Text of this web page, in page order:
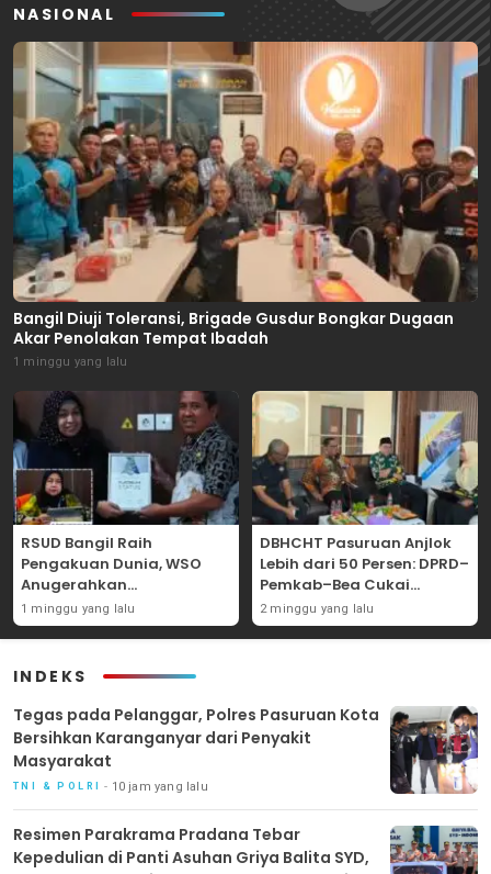
NASIONAL
Bangil Diuji Toleransi, Brigade Gusdur Bongkar Dugaan
Akar Penolakan Tempat Ibadah
1 minggu yang lalu
RSUD Bangil Raih
Pengakuan Dunia, WSO
Anugerahkan
Penghargaan
Internasional untuk
1 minggu yang lalu
DBHCHT Pasuruan Anjlok
Lebih dari 50 Persen: DPRD–
Pemkab–Bea Cukai
Perkuat Perang Melawan
Peredaran Rokok Ilegal
2 minggu yang lalu
INDEKS
‎Tegas pada Pelanggar, Polres Pasuruan Kota
Bersihkan Karanganyar dari Penyakit
Masyarakat
TNI & POLRI 10 jam yang lalu
Resimen Parakrama Pradana Tebar
Kepedulian di Panti Asuhan Griya Balita SYD,